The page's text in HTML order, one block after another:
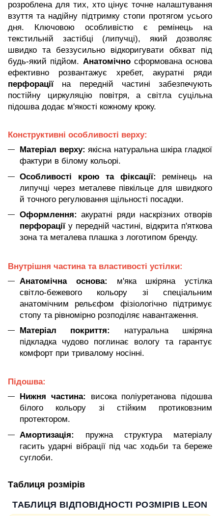
розроблена для тих, хто цінує точне налаштування
взуття та надійну підтримку стопи протягом усього
дня. Ключовою особливістю є ремінець на
текстильній застібці (липучці), який дозволяє
швидко та беззусильно відкоригувати обхват під
будь-який підйом. Анатомічносформована основа
ефективно розвантажує хребет, акуратні ряди
перфорації на передній частині забезпечують
постійну циркуляцію повітря, а світла суцільна
підошва додає м'якості кожному кроку.
Конструктивні особливості верху:
Матеріал верху: якісна натуральна шкіра гладкої
фактури в білому кольорі.
Особливості крою та фіксації: ремінець на
липучці через металеве півкільце для швидкого
й точного регулювання щільності посадки.
Оформлення: акуратні ряди наскрізних отворів
перфорації у передній частині, відкрита п'яткова
зона та металева плашка з логотипом бренду.
Внутрішня частина та властивості устілки:
Анатомічна основа: м'яка шкіряна устілка
світло-бежевого кольору зі спеціальним
анатомічним рельєфом фізіологічно підтримує
стопу та рівномірно розподіляє навантаження.
Матеріал покриття:
натуральна шкіряна
підкладка чудово поглинає вологу та гарантує
комфорт при тривалому носінні.
Підошва:
Нижня частина: висока поліуретанова підошва
білого кольору зі стійким протиковзним
протектором.
Амортизація:
пружна структура матеріалу
гасить ударні вібрації під час ходьби та береже
суглоби.
Таблиця розмірів
ТАБЛИЦЯ ВІДПОВІДНОСТІ РОЗМІРІВ LEON